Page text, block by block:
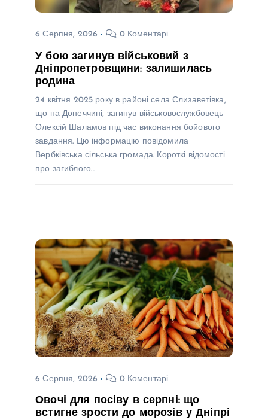
6 Серпня, 2026 0 Коментарі
У бою загинув військовий з
Дніпропетровщини: залишилась
родина
24 квітня 2025 року в районі села Єлизаветівка,
що на Донеччині, загинув військовослужбовець
Олексій Шаламов під час виконання бойового
завдання. Цю інформацію повідомила
Вербківська сільська громада. Короткі відомості
про загиблого…
6 Серпня, 2026 0 Коментарі
Овочі для посіву в серпні: що
встигне зрости до морозів у Дніпрі